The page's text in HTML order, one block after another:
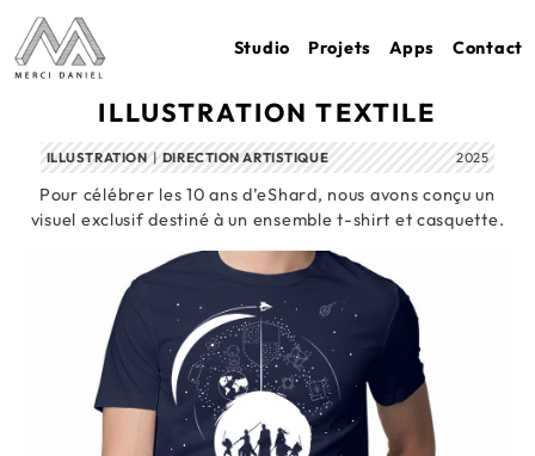
Studio Projets Apps Contact
ILLUSTRATION TEXTILE
ILLUSTRATION DIRECTION ARTISTIQUE 2025
Pour célébrer les 10 ans d’eShard, nous avons conçu un
visuel exclusif destiné à un ensemble t-shirt et casquette.